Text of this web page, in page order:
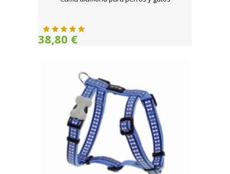
38,80 €